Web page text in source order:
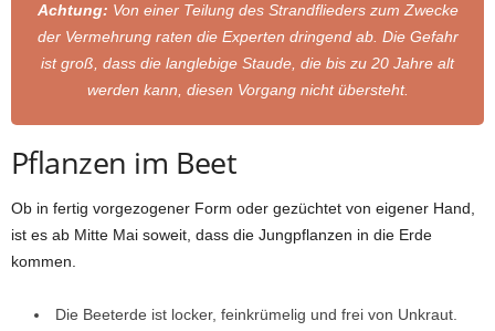
Achtung: Von einer Teilung des Strandflieders zum Zwecke
der Vermehrung raten die Experten dringend ab. Die Gefahr
ist groß, dass die langlebige Staude, die bis zu 20 Jahre alt
werden kann, diesen Vorgang nicht übersteht.
Pflanzen im Beet
Ob in fertig vorgezogener Form oder gezüchtet von eigener Hand,
ist es ab Mitte Mai soweit, dass die Jungpflanzen in die Erde
kommen.
Die Beeterde ist locker, feinkrümelig und frei von Unkraut.